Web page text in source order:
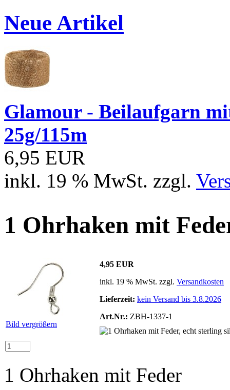
Neue Artikel
Glamour - Beilaufgarn
25g/115m
6,95 EUR
inkl. 19 % MwSt. zzgl.
1 Ohrhaken mit
Bild vergrößern
4,95 EUR
inkl. 19 % MwSt. zzgl. Versandkosten
Lieferzeit: kein Versand bis 3.8.2026
Art.Nr.: ZBH-1337-1
1 Ohrhaken mit Feder